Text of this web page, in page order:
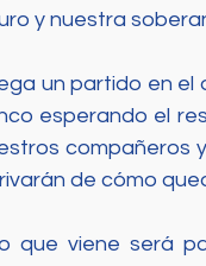
y nuestra
un partido en
esperando el
compañeros
de cómo
que viene será